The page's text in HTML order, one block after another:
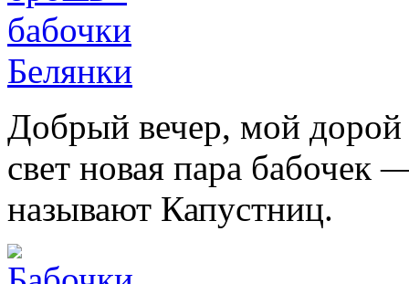
Добрый вечер, мой дорой
свет новая пара
называют Капустниц.